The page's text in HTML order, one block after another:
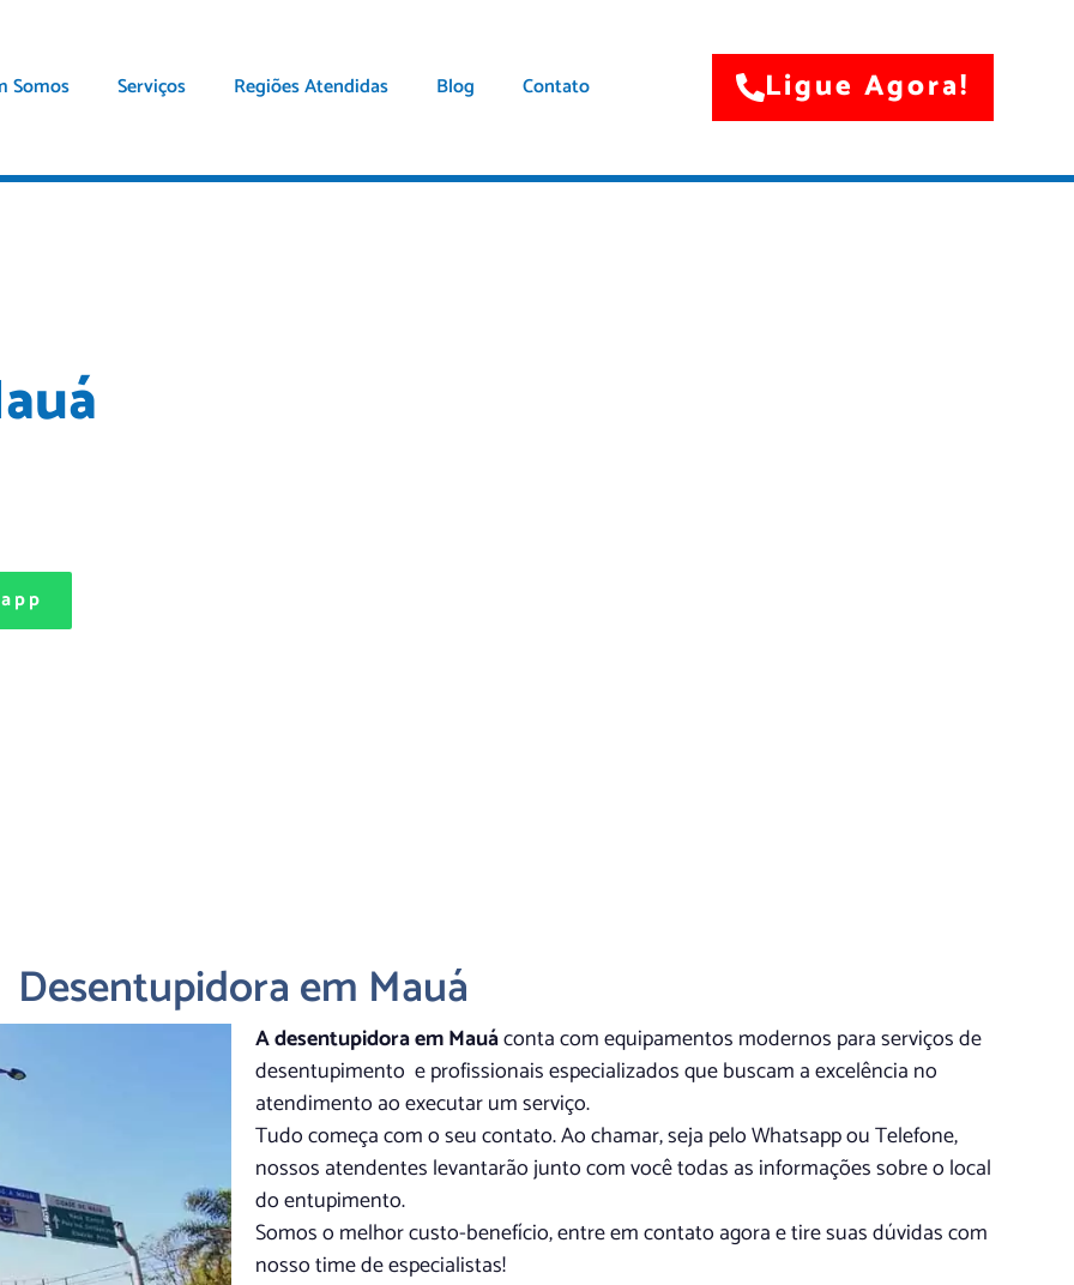
Somos Serviços Regiões Atendidas Blog Contato Ligue Agora!
Desentupidora em Mauá
A desentupidora em Mauáconta com equipamentos modernos para serviços de
desentupimento e profissionais especializados que buscam a excelência no
atendimento ao executar um serviço.
Tudo começa com o seu contato. Ao chamar, seja pelo Whatsapp ou Telefone,
nossos atendentes levantarão junto com você todas as informações sobre o local
do entupimento.
Somos o melhor custo-benefício, entre em contato agora e tire suas dúvidas com
nosso time de especialistas!